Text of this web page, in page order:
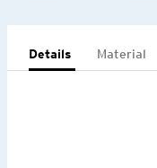
Details Material